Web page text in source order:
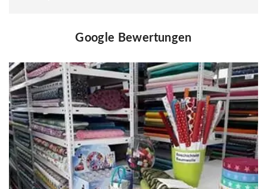
Google Bewertungen